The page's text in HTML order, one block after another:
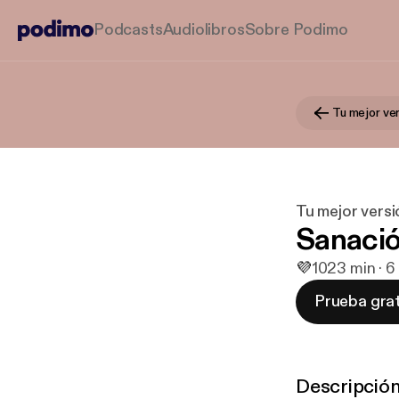
PodcastsAudiolibrosSobre Podimo
Tu mejor
Tu mejor
💜1023 min ·
Prueba